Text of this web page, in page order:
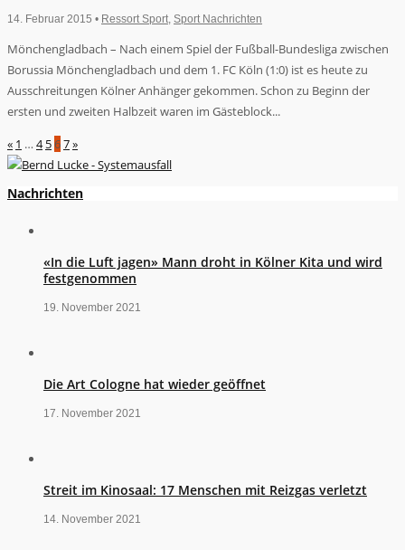
14. Februar 2015 • Ressort Sport, Sport Nachrichten
Mönchengladbach – Nach einem Spiel der Fußball-Bundesliga zwischen
Borussia Mönchengladbach und dem 1. FC Köln (1:0) ist es heute zu
Ausschreitungen Kölner Anhänger gekommen. Schon zu Beginn der
ersten und zweiten Halbzeit waren im Gästeblock...
« 1 … 4 567»
Nachrichten
«In die Luft jagen» Mann droht in Kölner Kita und wird
festgenommen
19. November 2021
Die Art Cologne hat wieder geöffnet
17. November 2021
Streit im Kinosaal: 17 Menschen mit Reizgas verletzt
14. November 2021